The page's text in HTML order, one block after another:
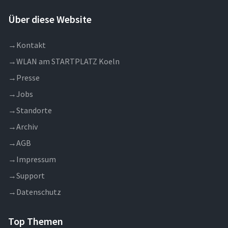
Über diese Website
→ Kontakt
→WLAN am STARTPLATZ Koeln
→ Presse
→Jobs
→Standorte
→Archiv
→AGB
→ Impressum
→Support
→ Datenschutz
Top Themen